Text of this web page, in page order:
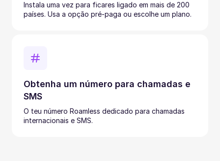
Instala uma vez para ficares ligado em mais de 200
países. Usa a opção pré-paga ou escolhe um plano.
Obtenha um número para chamadas e
SMS
O teu número Roamless dedicado para chamadas
internacionais e SMS.